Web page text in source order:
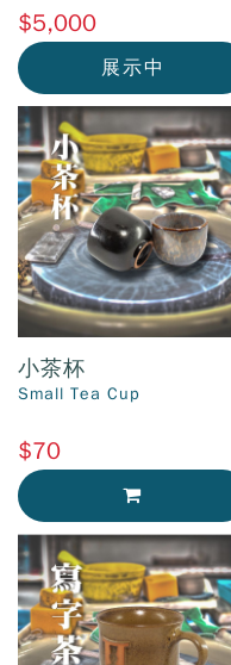
$5,000
展示中
小茶杯
Small Tea Cup
$70